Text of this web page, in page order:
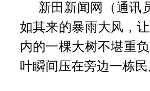
新田新闻网（通讯
如其来的暴雨大风，
内的一棵大树不堪重
叶瞬间压在旁边一栋